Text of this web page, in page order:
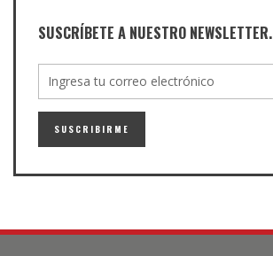
SUSCRÍBETE A NUESTRO NEWSLETTER.